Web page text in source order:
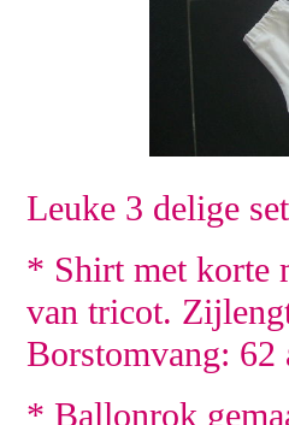
Leuke 3 delige
* Shirt met korte
van tricot.
Borstomvang:
* Ballonrok